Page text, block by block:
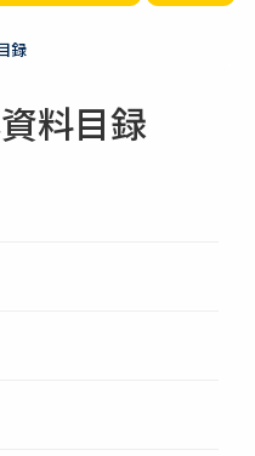
録
料目録